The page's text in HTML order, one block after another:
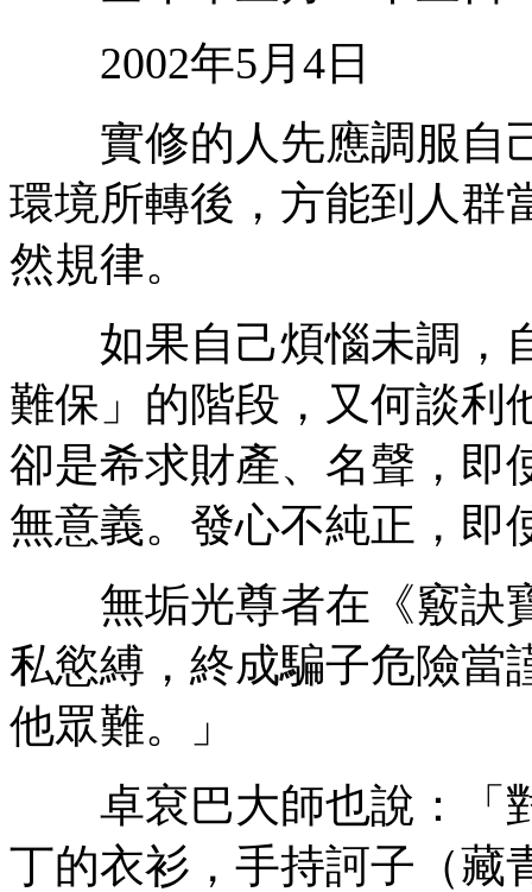
2002年5月4日
實修的人先應調服自
環境所轉後，方能到人群
然規律。
如果自己煩惱未調，
難保」的階段，又何談利
卻是希求財產、名聲，即
無意義。發心不純正，即
無垢光尊者在《竅訣
私慾縛，終成騙子危險當
他眾難。」
卓袞巴大師也說：「
丁的衣衫，手持訶子（藏